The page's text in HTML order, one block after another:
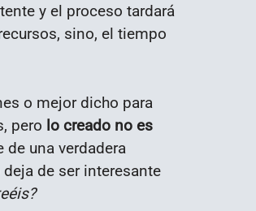
y el proceso tardará
sino, el tiempo
o mejor dicho para
pero lo creado no es
de una verdadera
de ser interesante